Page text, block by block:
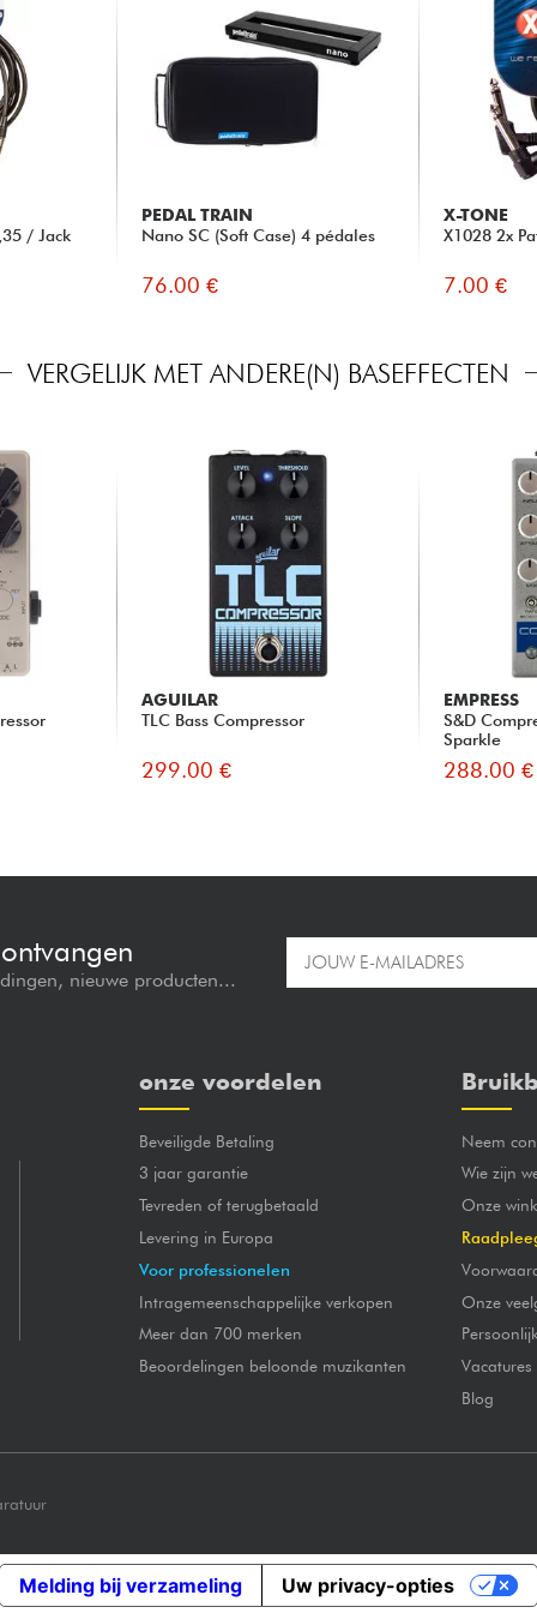
/ Jack
PEDAL TRAIN
Nano SC (Soft Case) 4 pédales
76.00 €
X-TONE
X1028 2x
7.00 €
VERGELIJK MET ANDERE(N) BASEFFECTEN
AGUILAR
TLC Bass Compressor
299.00 €
EMPRESS
S&D
Sparkle
288.00 €
nieuwe producten...
onze voordelen
Beveiligde Betaling
3 jaar garantie
Tevreden of terugbetaald
Levering in Europa
Voor professionelen
Intragemeenschappelijke verkopen
Meer dan 700 merken
Beoordelingen beloonde muzikanten
Neem
Wie zijn
Onze
Onze
Vacatures
Blog
Melding bij verzameling Uw privacy-opties